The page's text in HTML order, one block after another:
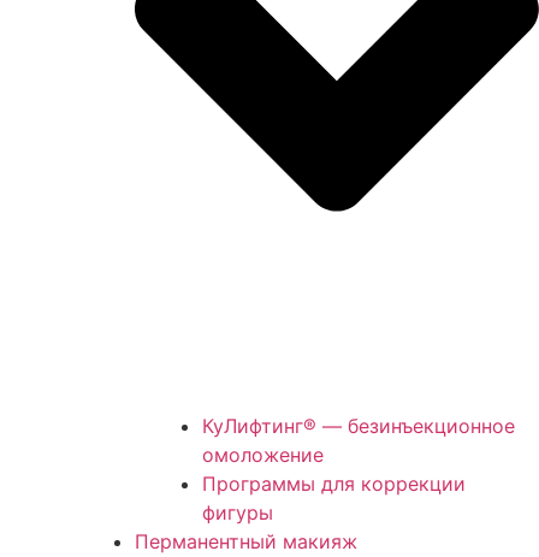
КуЛифтинг® — безинъекционное
омоложение
Программы для коррекции
фигуры
Перманентный макияж